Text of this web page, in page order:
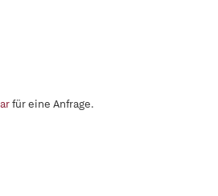
für eine Anfrage.